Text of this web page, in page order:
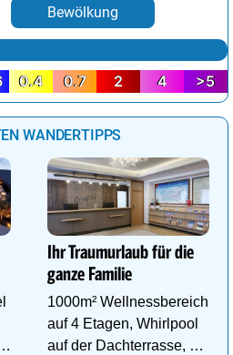
Bewölkung
0.4 0.7 2 4 >5
WANDERTIPPS
Ihr Traumurlaub für die
ganze Familie
1000m² Wellnessbereich
auf 4 Etagen, Whirlpool
auf der Dachterrasse, 4